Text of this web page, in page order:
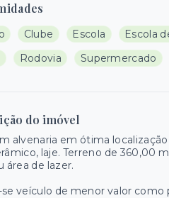
Clube Escola Escola
Rodovia Supermercado
do imóvel
alvenaria em ótima
laje. Terreno de 360,00
área de lazer.
veículo de menor valor